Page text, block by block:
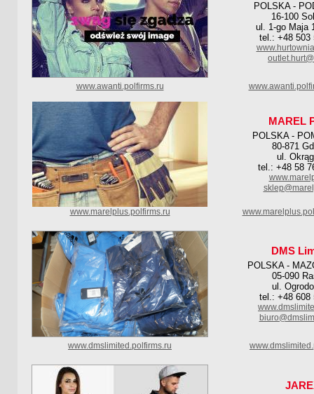
POLSKA -
16-100
ul. 1-go Maja
tel.: +48 503
www.awanti.polfirms.ru
MAREL
POLSKA -
80-871
ul.
tel.: +48 58
www.marelplus.polfirms.ru
DMS
POLSKA -
05-090
ul.
tel.: +48 608
www.dmslimited.polfirms.ru